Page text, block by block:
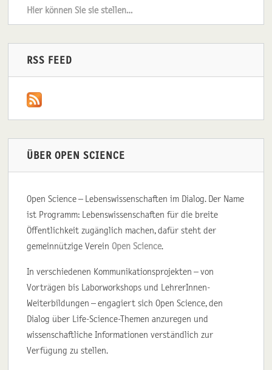
Hier können Sie sie stellen…
RSS FEED
ÜBER OPEN SCIENCE
Open Science – Lebenswissenschaften im Dialog. Der Name
ist Programm: Lebenswissenschaften für die breite
Öffentlichkeit zugänglich machen, dafür steht der
gemeinnützige Verein Open Science.
In verschiedenen Kommunikationsprojekten – von
Vorträgen bis Laborworkshops und LehrerInnen-
Weiterbildungen – engagiert sich Open Science, den
Dialog über Life-Science-Themen anzuregen und
wissenschaftliche Informationen verständlich zur
Verfügung zu stellen.